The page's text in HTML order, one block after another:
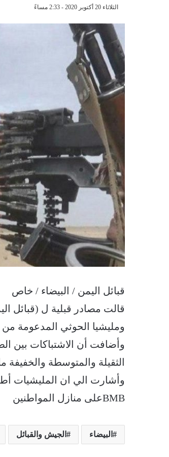
الثلاثاء 20 أكتوبر 2020 - 2:33 مساءً
قبائل اليمن / البيضاء / خاص
قالت مصادر قبلية ل (قبائل
ومليشيا الحوثي المدعومة
وأضافت أن الاشتباكات بين
الثقيلة والمتوسطة
وأشارت الي ان المليشيات
BMBعلى منازل المواطنين
البيضاء الجيش والقبائل